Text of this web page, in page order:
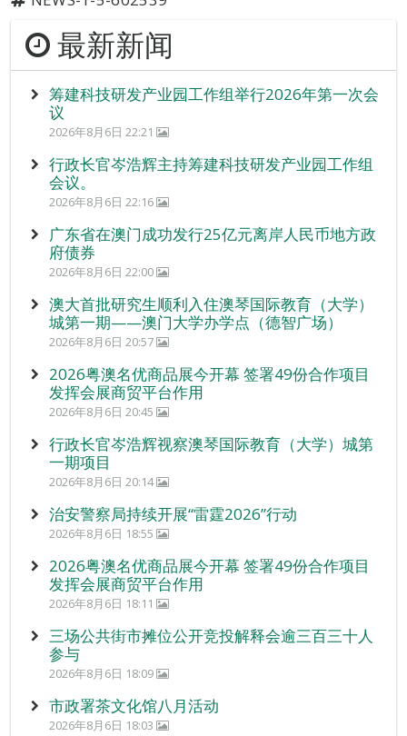
最新新闻
筹建科技研发产业园工作组举行2026年第一次会
议
2026年8月6日 22:21
行政长官岑浩辉主持筹建科技研发产业园工作组
会议。
2026年8月6日 22:16
广东省在澳门成功发行25亿元离岸人民币地方政
府债券
2026年8月6日 22:00
澳大首批研究生顺利入住澳琴国际教育（大学）
城第一期——澳门大学办学点（德智广场）
2026年8月6日 20:57
2026粤澳名优商品展今开幕 签署49份合作项目
发挥会展商贸平台作用
2026年8月6日 20:45
行政长官岑浩辉视察澳琴国际教育（大学）城第
一期项目
2026年8月6日 20:14
治安警察局持续开展“雷霆2026”行动
2026年8月6日 18:55
2026粤澳名优商品展今开幕 签署49份合作项目
发挥会展商贸平台作用
2026年8月6日 18:11
三场公共街市摊位公开竞投解释会逾三百三十人
参与
2026年8月6日 18:09
市政署茶文化馆八月活动
2026年8月6日 18:03